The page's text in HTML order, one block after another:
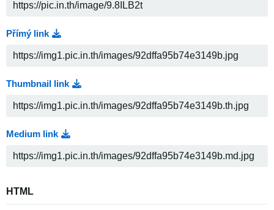
Přímý link
Thumbnail link
Medium link
HTML